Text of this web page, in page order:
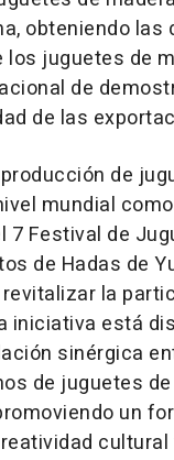
obteniendo las
los juguetes de
de
de las
de
mundial
7 Festival de
de Hadas de
la
iniciativa está
sinérgica
de juguetes
un